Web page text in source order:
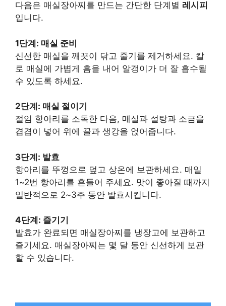
다음은 매실장아찌를 만드는 간단한 단계별 레시피
입니다.
1단계: 매실 준비
신선한 매실을 깨끗이 닦고 줄기를 제거하세요. 칼
로 매실에 가볍게 흠을 내어 알갱이가 더 잘 흡수될
수 있도록 하세요.
2단계: 매실 절이기
절임 항아리를 소독한 다음, 매실과 설탕과 소금을
겹겹이 넣어 위에 꿀과 생강을 얹어줍니다.
3단계: 발효
항아리를 뚜껑으로 덮고 상온에 보관하세요. 매일
1~2번 항아리를 흔들어 주세요. 맛이 좋아질 때까지
일반적으로 2~3주 동안 발효시킵니다.
4단계: 즐기기
발효가 완료되면 매실장아찌를 냉장고에 보관하고
즐기세요. 매실장아찌는 몇 달 동안 신선하게 보관
할 수 있습니다.